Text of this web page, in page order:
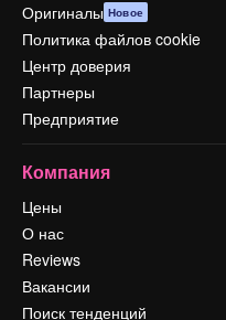
Оригиналы Новое
Политика файлов cookie
Центр доверия
Партнеры
Предприятие
Компания
Цены
О нас
Reviews
Вакансии
Поиск тенденций